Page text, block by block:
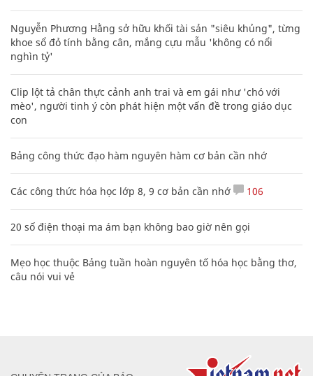
Nguyễn Phương Hằng sở hữu khối tài sản "siêu khủng", từng
khoe sổ đỏ tính bằng cân, mắng cựu mẫu 'không có nổi
nghìn tỷ'
Clip lột tả chân thực cảnh anh trai và em gái như 'chó với
mèo', người tinh ý còn phát hiện một vấn đề trong giáo dục
con
Bảng công thức đạo hàm nguyên hàm cơ bản cần nhớ
Các công thức hóa học lớp 8, 9 cơ bản cần nhớ 106
20 số điện thoại ma ám bạn không bao giờ nên gọi
Mẹo học thuộc Bảng tuần hoàn nguyên tố hóa học bằng thơ,
câu nói vui vẻ